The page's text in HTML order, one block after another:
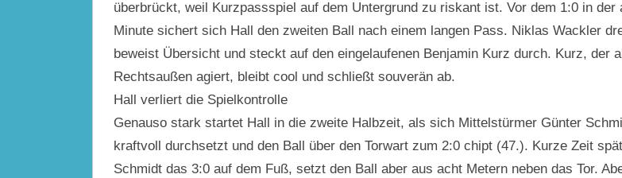
überbrückt, weil Kurzpassspiel auf dem Untergrund zu riskant ist. Vor dem 1:0 in der
Minute sichert sich Hall den zweiten Ball nach einem langen Pass. Niklas Wackler
beweist Übersicht und steckt auf den eingelaufenen Benjamin Kurz durch. Kurz, der
Rechtsaußen agiert, bleibt cool und schließt souverän ab.
Hall verliert die Spielkontrolle
Genauso stark startet Hall in die zweite Halbzeit, als sich Mittelstürmer Günter
kraftvoll durchsetzt und den Ball über den Torwart zum 2:0 chipt (47.). Kurze Zeit
Schmidt das 3:0 auf dem Fuß, setzt den Ball aber aus acht Metern neben das Tor.